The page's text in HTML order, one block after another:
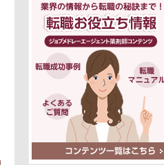
この求人にフォームで問い合わせる